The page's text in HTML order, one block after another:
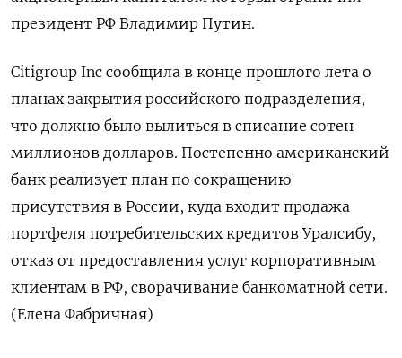
президент РФ Владимир Путин.
Citigroup Inc сообщила в конце прошлого лета о
планах закрытия российского подразделения,
что должно было вылиться в списание сотен
миллионов долларов. Постепенно американский
банк реализует план по сокращению
присутствия в России, куда входит продажа
портфеля потребительских кредитов Уралсибу,
отказ от предоставления услуг корпоративным
клиентам в РФ, сворачивание банкоматной сети.
(Елена Фабричная)